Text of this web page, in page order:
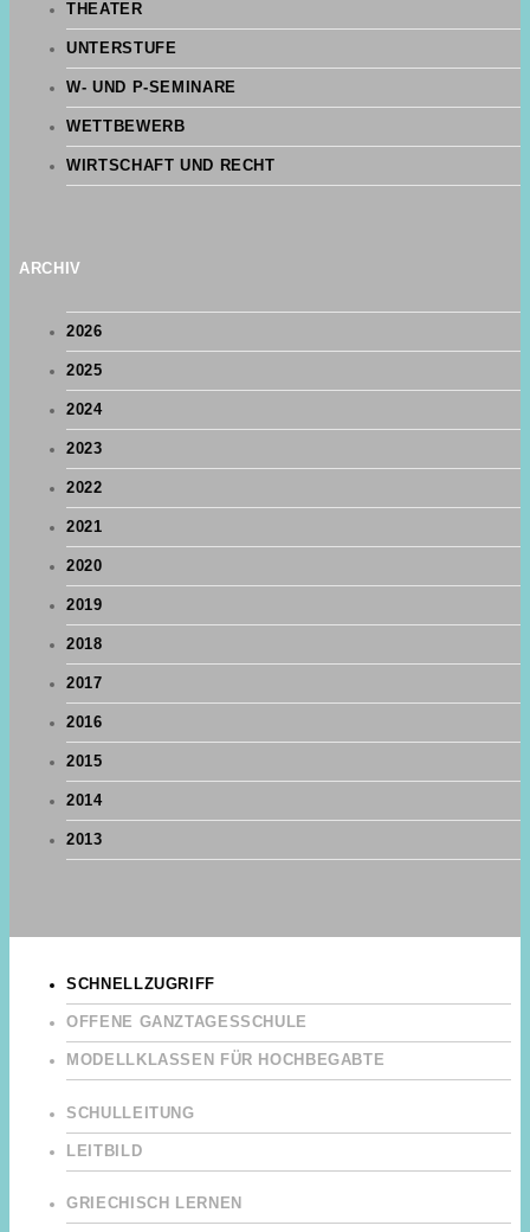
THEATER
UNTERSTUFE
W- UND P-SEMINARE
WETTBEWERB
WIRTSCHAFT UND RECHT
ARCHIV
2026
2025
2024
2023
2022
2021
2020
2019
2018
2017
2016
2015
2014
2013
SCHNELLZUGRIFF
OFFENE GANZTAGESSCHULE
MODELLKLASSEN FÜR HOCHBEGABTE
SCHULLEITUNG
LEITBILD
GRIECHISCH LERNEN